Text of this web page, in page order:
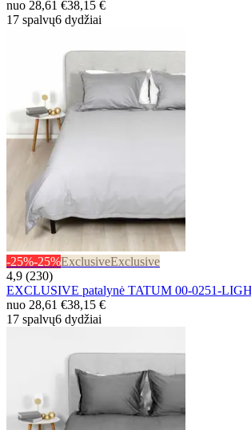
nuo 28,61 €38,15 €
17 spalvų6 dydžiai
-25%-25%ExclusiveExclusive
4,9 (230)
EXCLUSIVE patalynė TATUM 00-0251-
nuo 28,61 €38,15 €
17 spalvų6 dydžiai